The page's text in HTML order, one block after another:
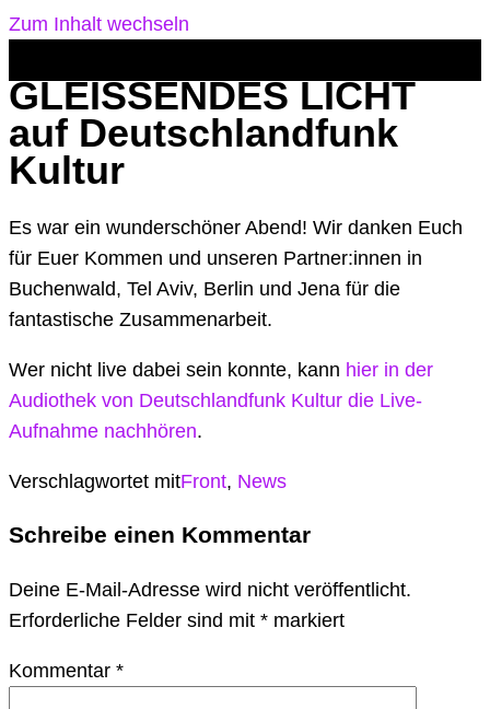
Zum Inhalt wechseln
GLEISSENDES LICHT
auf Deutschlandfunk
Kultur
Es war ein wunderschöner Abend! Wir danken Euch
für Euer Kommen und unseren Partner:innen in
Buchenwald, Tel Aviv, Berlin und Jena für die
fantastische Zusammenarbeit.
Wer nicht live dabei sein konnte, kann hier in der
Audiothek von Deutschlandfunk Kultur die Live-
Aufnahme nachhören.
Verschlagwortet mitFront, News
Schreibe einen Kommentar
Deine E-Mail-Adresse wird nicht veröffentlicht.
Erforderliche Felder sind mit * markiert
Kommentar *